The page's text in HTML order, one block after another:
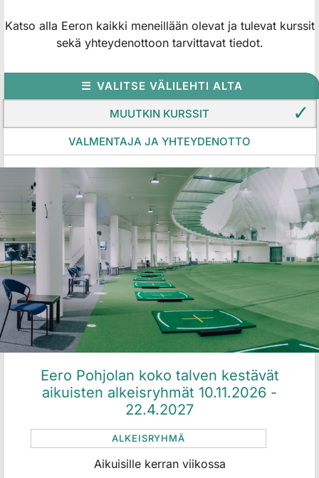
Katso alla Eeron kaikki meneillään olevat ja tulevat kurssit
sekä yhteydenottoon tarvittavat tiedot.
VALITSE VÄLILEHTI ALTA
MUUTKIN KURSSIT
VALMENTAJA JA YHTEYDENOTTO
Eero Pohjolan koko talven kestävät
aikuisten alkeisryhmät 10.11.2026 -
22.4.202​​​​​​​​​​​​7
ALKEISRYHMÄ
Aikuisille kerran viikossa